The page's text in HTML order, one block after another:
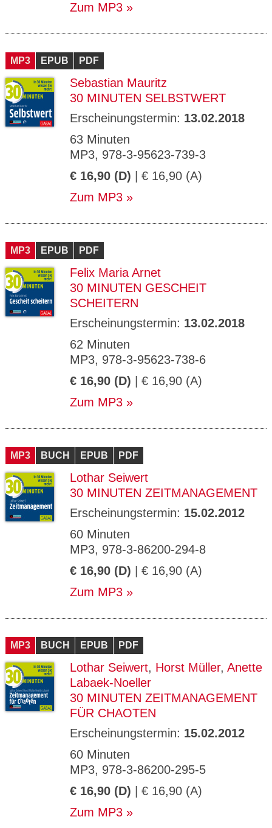
Zum MP3
MP3 EPUB PDF
Sebastian Mauritz
30 MINUTEN SELBSTWERT
Erscheinungstermin: 13.02.2018
63 Minuten
MP3, 978-3-95623-739-3
€ 16,90 (D) | € 16,90 (A)
Zum MP3
MP3 EPUB PDF
Felix Maria Arnet
30 MINUTEN GESCHEIT
SCHEITERN
Erscheinungstermin: 13.02.2018
62 Minuten
MP3, 978-3-95623-738-6
€ 16,90 (D) | € 16,90 (A)
Zum MP3
MP3 BUCH EPUB PDF
Lothar Seiwert
30 MINUTEN ZEITMANAGEMENT
Erscheinungstermin: 15.02.2012
60 Minuten
MP3, 978-3-86200-294-8
€ 16,90 (D) | € 16,90 (A)
Zum MP3
MP3 BUCH EPUB PDF
Lothar Seiwert, Horst Müller, Anette
Labaek-Noeller
30 MINUTEN ZEITMANAGEMENT
FÜR CHAOTEN
Erscheinungstermin: 15.02.2012
60 Minuten
MP3, 978-3-86200-295-5
€ 16,90 (D) | € 16,90 (A)
Zum MP3